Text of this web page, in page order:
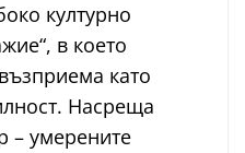
културно
в което
като
Насреща
– умерените